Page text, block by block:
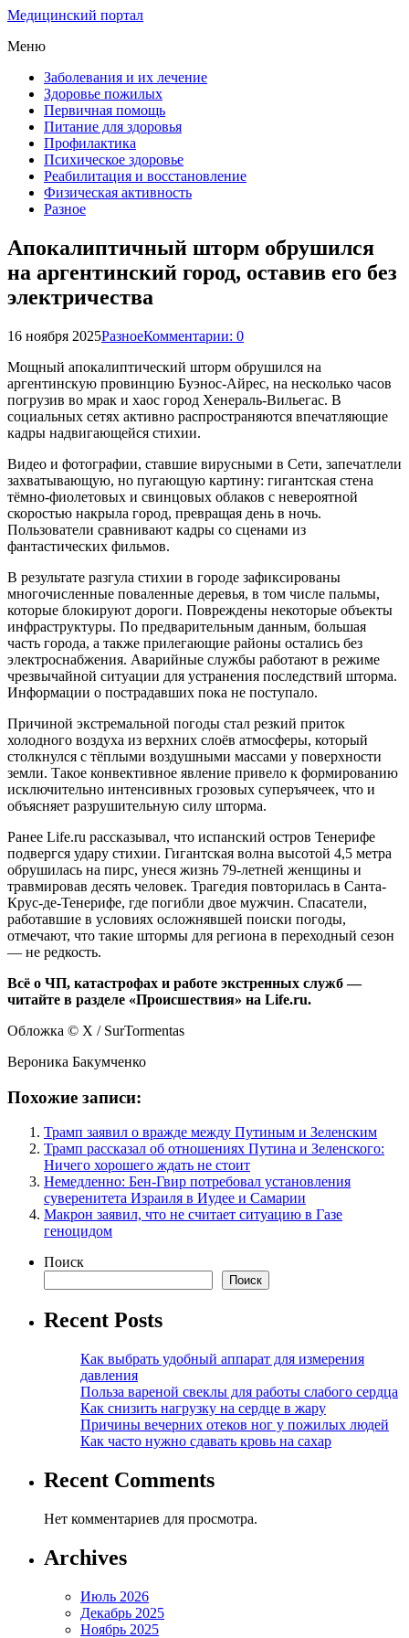
Медицинский портал
Меню
Заболевания и их лечение
Здоровье пожилых
Первичная помощь
Питание для здоровья
Профилактика
Психическое здоровье
Реабилитация и восстановление
Физическая активность
Разное
Апокалиптичный шторм обрушился
на аргентинский город, оставив его без
электричества
16 ноября 2025РазноеКомментарии: 0
Мощный апокалиптический шторм обрушился на
аргентинскую провинцию Буэнос-Айрес, на несколько часов
погрузив во мрак и хаос город Хенераль-Вильегас. В
социальных сетях активно распространяются впечатляющие
кадры надвигающейся стихии.
Видео и фотографии, ставшие вирусными в Cети, запечатлели
захватывающую, но пугающую картину: гигантская стена
тёмно-фиолетовых и свинцовых облаков с невероятной
скоростью накрыла город, превращая день в ночь.
Пользователи сравнивают кадры со сценами из
фантастических фильмов.
В результате разгула стихии в городе зафиксированы
многочисленные поваленные деревья, в том числе пальмы,
которые блокируют дороги. Повреждены некоторые объекты
инфраструктуры. По предварительным данным, большая
часть города, а также прилегающие районы остались без
электроснабжения. Аварийные службы работают в режиме
чрезвычайной ситуации для устранения последствий шторма.
Информации о пострадавших пока не поступало.
Причиной экстремальной погоды стал резкий приток
холодного воздуха из верхних слоёв атмосферы, который
столкнулся с тёплыми воздушными массами у поверхности
земли. Такое конвективное явление привело к формированию
исключительно интенсивных грозовых суперъячеек, что и
объясняет разрушительную силу шторма.
Ранее Life.ru рассказывал, что испанский остров Тенерифе
подвергся удару стихии. Гигантская волна высотой 4,5 метра
обрушилась на пирс, унеся жизнь 79-летней женщины и
травмировав десять человек. Трагедия повторилась в Санта-
Крус-де-Тенерифе, где погибли двое мужчин. Спасатели,
работавшие в условиях осложнявшей поиски погоды,
отмечают, что такие штормы для региона в переходный сезон
— не редкость.
Всё о ЧП, катастрофах и работе экстренных служб —
читайте в разделе «Происшествия» на Life.ru.
Обложка © Х / SurTormentas
Вероника Бакумченко
Похожие записи:
Трамп заявил о вражде между Путиным и Зеленским
Трамп рассказал об отношениях Путина и Зеленского:
Ничего хорошего ждать не стоит
Немедленно: Бен-Гвир потребовал установления
суверенитета Израиля в Иудее и Самарии
Макрон заявил, что не считает ситуацию в Газе
геноцидом
Поиск
Поиск
Recent Posts
Как выбрать удобный аппарат для измерения
давления
Польза вареной свеклы для работы слабого сердца
Как снизить нагрузку на сердце в жару
Причины вечерних отеков ног у пожилых людей
Как часто нужно сдавать кровь на сахар
Recent Comments
Нет комментариев для просмотра.
Archives
Июль 2026
Декабрь 2025
Ноябрь 2025